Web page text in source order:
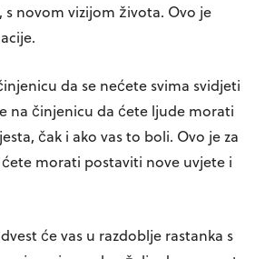
novom vizijom života. Ovo je
da se nećete svima svidjeti
na činjenicu da ćete ljude morati
čak i ako vas to boli. Ovo je za
morati postaviti nove uvjete i
će vas u razdoblje rastanka s